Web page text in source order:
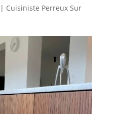
| Cuisiniste Perreux Sur